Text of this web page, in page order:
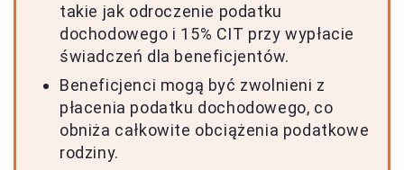
takie jak odroczenie podatku
dochodowego i 15% CIT przy wypłacie
świadczeń dla beneficjentów.
Beneficjenci mogą być zwolnieni z
płacenia podatku dochodowego, co
obniża całkowite obciążenia podatkowe
rodziny.